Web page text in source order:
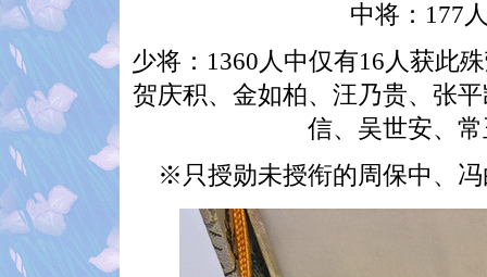
中将：177
少将：1360人中仅有16人获此
贺庆积、金如柏、汪乃贵、张
信、吴世安、
※只授勋未授衔的周保中、